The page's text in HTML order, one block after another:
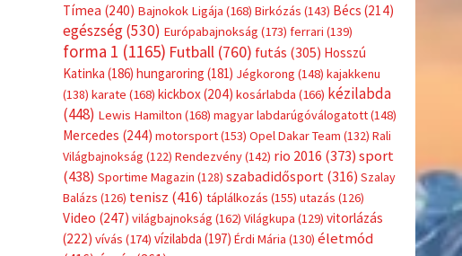
Tímea (240) Bajnokok Ligája (168) Birkózás (143) Bécs (214)
egészség(530) Európabajnokság (173) ferrari (139)
forma 1 (1165) Futball(760) futás (305) Hosszú
Katinka (186) hungaroring (181) Jégkorong (148) kajakkenu
(138) karate (168) kickbox(204) kosárlabda (166) kézilabda
(448) Lewis Hamilton (168) magyar labdarúgóválogatott(148)
Mercedes (244) motorsport(153) Opel Dakar Team (132) Rali
Világbajnokság (122) Rendezvény(142) rio 2016 (373) sport
(438) Sportime Magazin (128) szabadidősport (316) Szalay
Balázs (126) tenisz (416) táplálkozás (155) utazás (126)
Video (247) világbajnokság (162) Világkupa (129) vitorlázás
(222) vívás (174) vízilabda (197) Érdi Mária (130) életmód